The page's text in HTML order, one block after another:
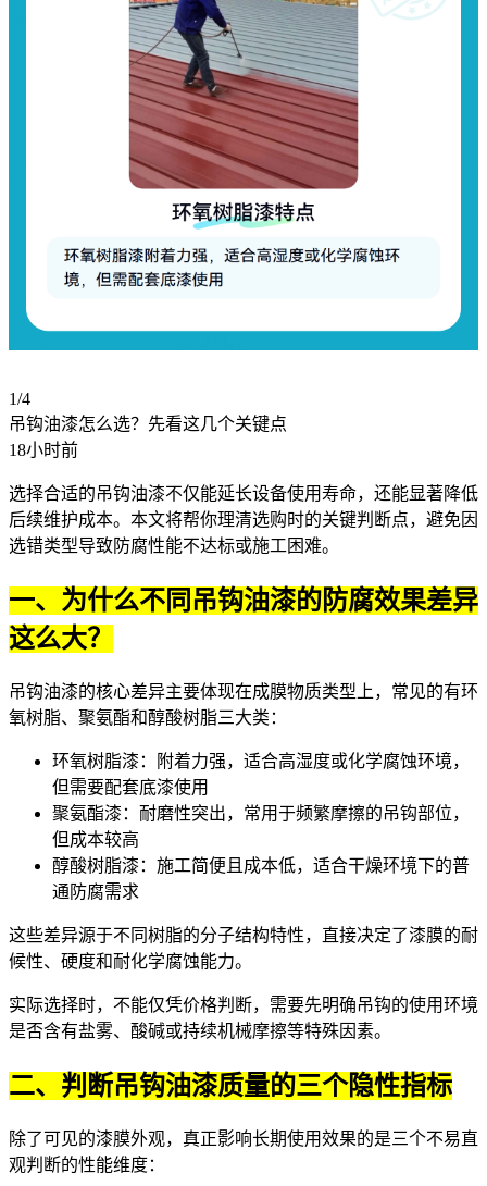
1/4
吊钩油漆怎么选？先看这几个关键点
18小时前
选择合适的吊钩油漆不仅能延长设备使用寿命，还能显著降低
后续维护成本。本文将帮你理清选购时的关键判断点，避免因
选错类型导致防腐性能不达标或施工困难。
一、为什么不同吊钩油漆的防腐效果差异
这么大？
吊钩油漆的核心差异主要体现在成膜物质类型上，常见的有环
氧树脂、聚氨酯和醇酸树脂三大类：
环氧树脂漆：附着力强，适合高湿度或化学腐蚀环境，
但需要配套底漆使用
聚氨酯漆：耐磨性突出，常用于频繁摩擦的吊钩部位，
但成本较高
醇酸树脂漆：施工简便且成本低，适合干燥环境下的普
通防腐需求
这些差异源于不同树脂的分子结构特性，直接决定了漆膜的耐
候性、硬度和耐化学腐蚀能力。
实际选择时，不能仅凭价格判断，需要先明确吊钩的使用环境
是否含有盐雾、酸碱或持续机械摩擦等特殊因素。
二、判断吊钩油漆质量的三个隐性指标
除了可见的漆膜外观，真正影响长期使用效果的是三个不易直
观判断的性能维度：